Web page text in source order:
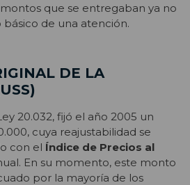
que se entregaban ya no
de una atención.
DE LA
20.032, fijó el año 2005 un
cuya reajustabilidad se
con el Índice de Precios al
En su momento, este monto
por la mayoría de los